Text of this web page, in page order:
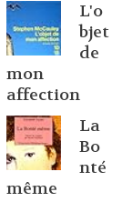
L'o
bjet
de
mon
affection
La
Bo
nté
même